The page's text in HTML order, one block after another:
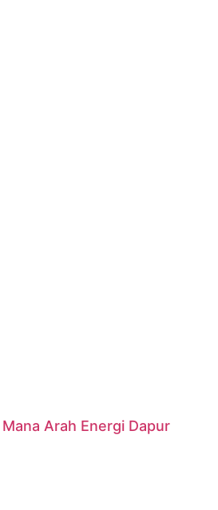
Arah Energi Dapur